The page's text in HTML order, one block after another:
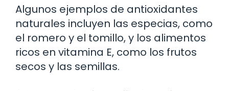
Algunos ejemplos de antioxidantes
naturales incluyen las especias, como
el romero y el tomillo, y los alimentos
ricos en vitamina E, como los frutos
secos y las semillas.